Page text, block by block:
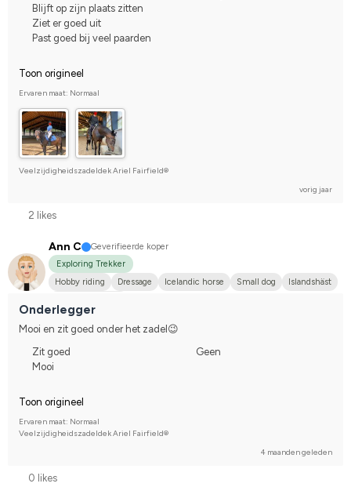
Blijft op zijn plaats zitten
Ziet er goed uit
Past goed bij veel paarden
Toon origineel
Ervaren maat: Normaal
Veelzijdigheidszadeldek Ariel Fairfield®
vorig jaar
2 likes
Ann C
Geverifieerde koper
Exploring Trekker
Hobby riding
Dressage Icelandic horse Small dog
Islandshäst
Onderlegger
Mooi en zit goed onder het zadel😉
Zit goed
Mooi
Geen
Toon origineel
Ervaren maat: Normaal
Veelzijdigheidszadeldek Ariel Fairfield®
4 maanden geleden
0 likes